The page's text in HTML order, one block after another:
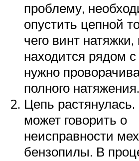
проблему,
опустить цепной
чего винт натяжки,
находится рядом
нужно
полного натяжения.
Цепь
может говорить о
неисправности
бензопилы. В